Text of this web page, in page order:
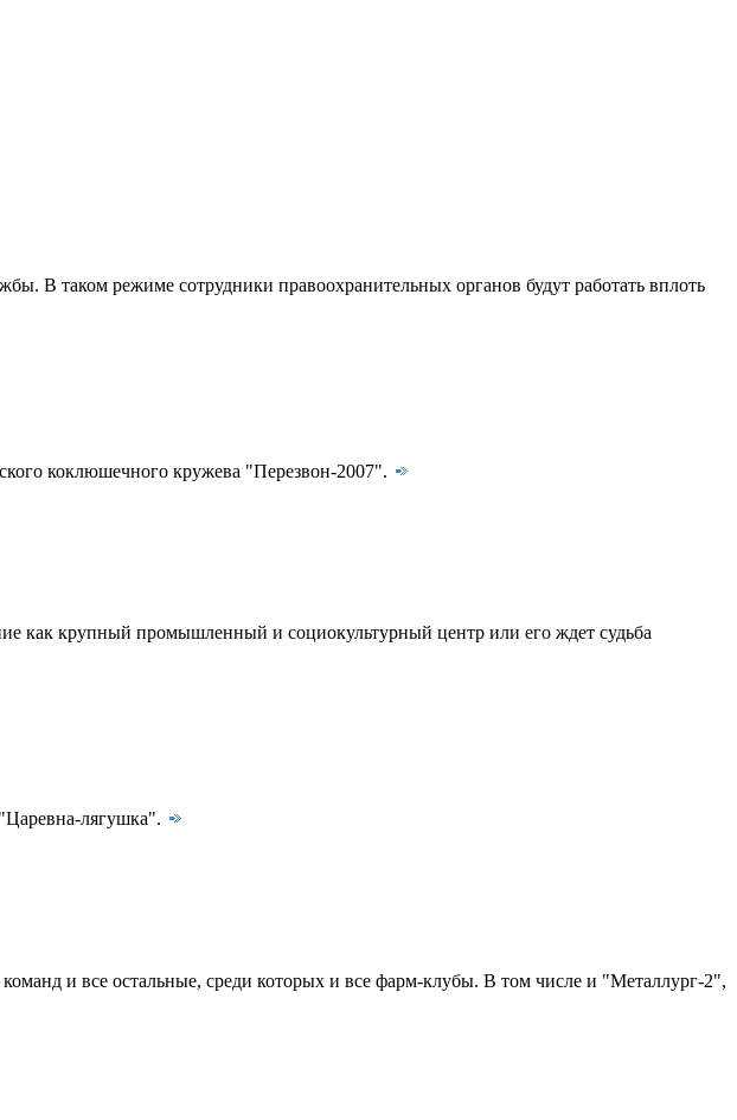
В таком режиме сотрудники правоохранительных органов будут работать вплоть
коклюшечного кружева "Перезвон-2007".
как крупный промышленный и социокультурный центр или его ждет судьба
лягушка".
и все остальные, среди которых и все фарм-клубы. В том числе и "Металлург-2",